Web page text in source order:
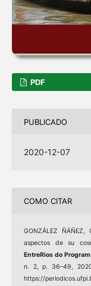
PDF
PUBLICADO
2020-12-07
COMO CITAR
GONZÁLEZ
aspectos de su
EntreRios do
n. 2, p. 36–49,
https://